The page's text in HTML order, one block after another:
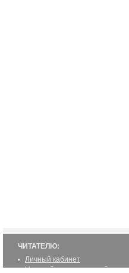
ЧИТАТЕЛЮ:
Личный кабинет
Настройка уведомлений